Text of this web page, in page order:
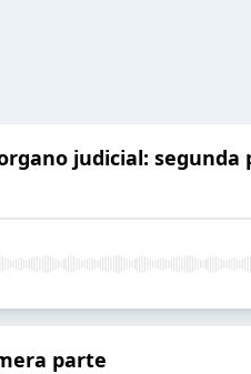
judicial: segunda
parte